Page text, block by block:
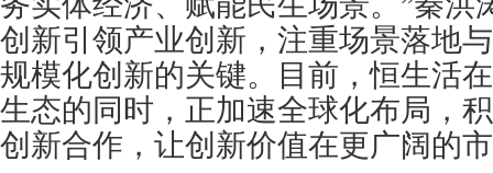
创新引领产业创新，注重场景落地
规模化创新的关键。目前，恒生活
生态的同时，正加速全球化布局，
创新合作，让创新价值在更广阔的